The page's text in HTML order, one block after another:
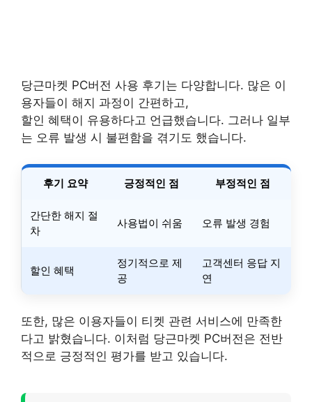
당근마켓 PC버전 사용 후기는 다양합니다. 많은 이
용자들이 해지 과정이 간편하고,
할인 혜택이 유용하다고 언급했습니다. 그러나 일부
는 오류 발생 시 불편함을 겪기도 했습니다.
후기 요약 긍정적인 점 부정적인 점
간단한 해지 절
차
사용법이 쉬움 오류 발생 경험
할인 혜택
정기적으로 제
공
고객센터 응답 지
연
또한, 많은 이용자들이 티켓 관련 서비스에 만족한
다고 밝혔습니다. 이처럼 당근마켓 PC버전은 전반
적으로 긍정적인 평가를 받고 있습니다.